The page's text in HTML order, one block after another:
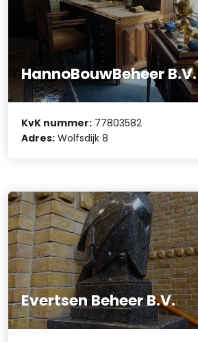
HannoBouwBeheer B.V.
KvK nummer: 77803582
Adres: Wolfsdijk 8
Evertsen Beheer B.V.